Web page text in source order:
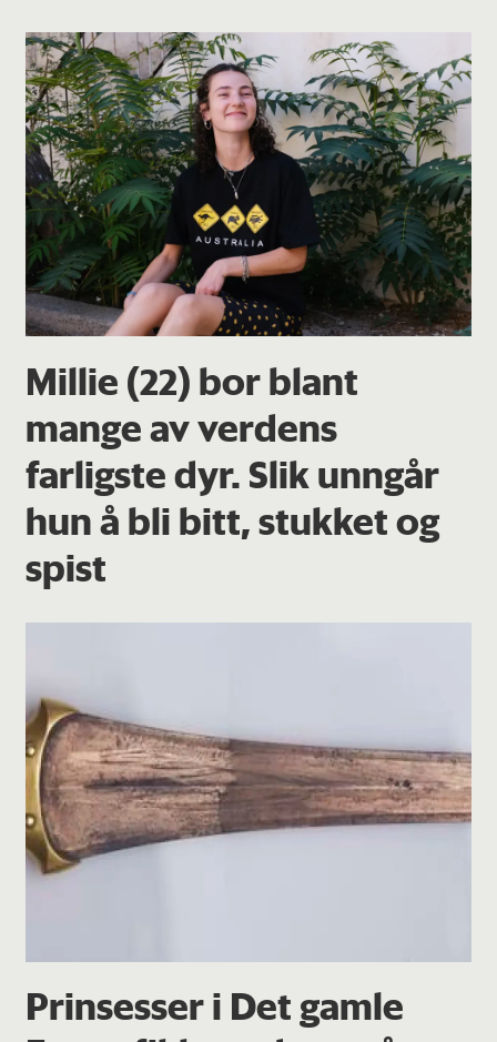
Millie (22) bor blant
mange av verdens
farligste dyr. Slik unngår
hun å bli bitt, stukket og
spist
Prinsesser i Det gamle